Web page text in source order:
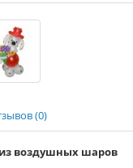
(0)
воздушных шаров